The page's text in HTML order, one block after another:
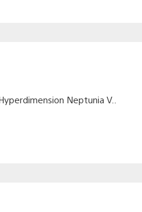
Neptunia V..